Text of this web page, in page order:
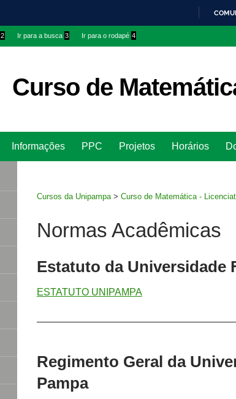
2 Ir para a busca 3 Ir para o rodapé 4
Curso de
Informações PPC Projetos Horários
Cursos da Unipampa > Curso de Matemática -
Normas Acadêmicas
Estatuto da Universidade
ESTATUTO UNIPAMPA
Regimento Geral da
Pampa